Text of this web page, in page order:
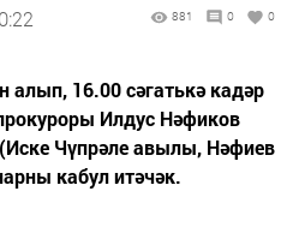
881 0 0
алып, 16.00 сәгатькә кадәр
Илдус Нәфиков
Чүпрәле авылы, Нәфиев
кабул итәчәк.